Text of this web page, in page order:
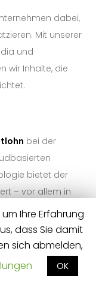
dabei,
Mit unserer
und
wir Inhalte, die
bei der
bietet der
– vor allem in
und die Inhalte so
ankommen und
Ihre Erfahrung
dass Sie damit
sich abmelden,
OK